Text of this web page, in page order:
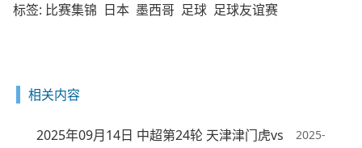
标签: 比赛集锦 日本 墨西哥 足球 足球友谊赛
相关内容
2025年09月14日 中超第24轮 天津津门虎vs
2025-